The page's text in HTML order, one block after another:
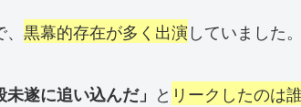
黒幕的存在が多く出演していました。
未遂に追い込んだ」 と リークしたのは誰